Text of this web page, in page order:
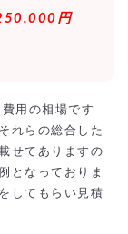
のリフォームを
円
用の相場です
れらの総合した
せてありますの
となっておりま
してもらい見積